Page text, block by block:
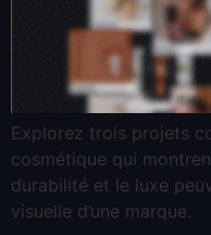
Explorez trois projets
cosmétique qui
durabilité et le luxe
visuelle d’une marque.